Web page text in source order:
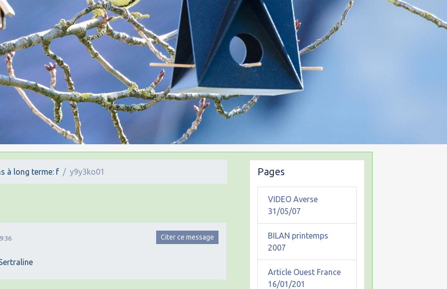
à long terme: f y9y3ko01
Citer ce message
Pages
VIDEO Averse
31/05/07
BILAN printemps
2007
Article Ouest France
16/01/201